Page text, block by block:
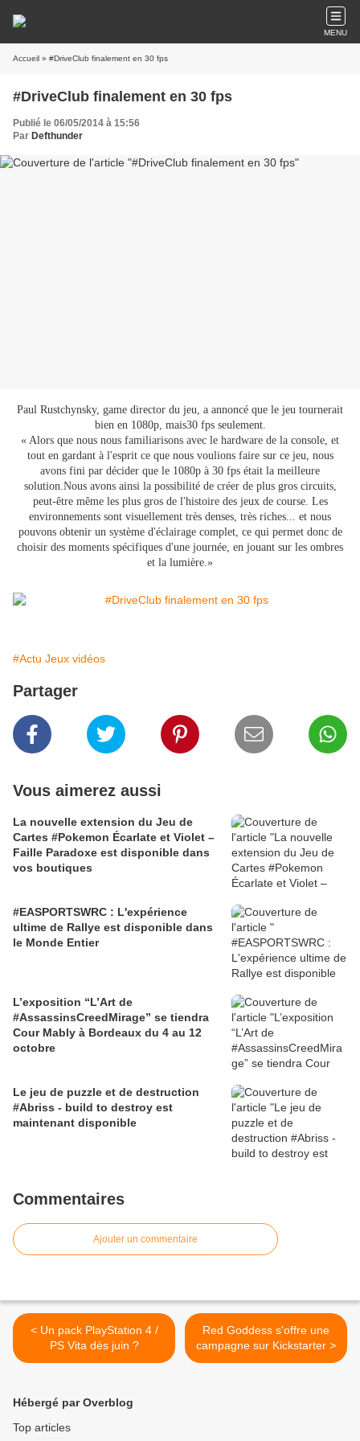
MENU
Accueil » #DriveClub finalement en 30 fps
#DriveClub finalement en 30 fps
Publié le 06/05/2014 à 15:56
Par Defthunder
Paul Rustchynsky, game director du jeu, a annoncé que le jeu tournerait
bien en 1080p, mais30 fps seulement.
« Alors que nous nous familiarisons avec le hardware de la console, et
tout en gardant à l'esprit ce que nous voulions faire sur ce jeu, nous
avons fini par décider que le 1080p à 30 fps était la meilleure
solution.Nous avons ainsi la possibilité de créer de plus gros circuits,
peut-être même les plus gros de l'histoire des jeux de course. Les
environnements sont visuellement très denses, très riches... et nous
pouvons obtenir un système d'éclairage complet, ce qui permet donc de
choisir des moments spécifiques d'une journée, en jouant sur les ombres
et la lumière.»
#Actu Jeux vidéos
Partager
Vous aimerez aussi
La nouvelle extension du Jeu de
Cartes #Pokemon Écarlate et Violet –
Faille Paradoxe est disponible dans
vos boutiques
#EASPORTSWRC : L'expérience
ultime de Rallye est disponible dans
le Monde Entier
L’exposition “L’Art de
#AssassinsCreedMirage” se tiendra
Cour Mably à Bordeaux du 4 au 12
octobre
Le jeu de puzzle et de destruction
#Abriss - build to destroy est
maintenant disponible
Commentaires
Ajouter un commentaire
< Un pack PlayStation 4 /
PS Vita dès juin ?
Red Goddess‏ s'offre une
campagne sur Kickstarter >
Hébergé par Overblog
Top articles